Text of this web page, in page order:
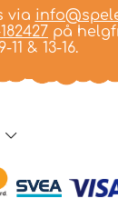
via
på
11 & 13-16.